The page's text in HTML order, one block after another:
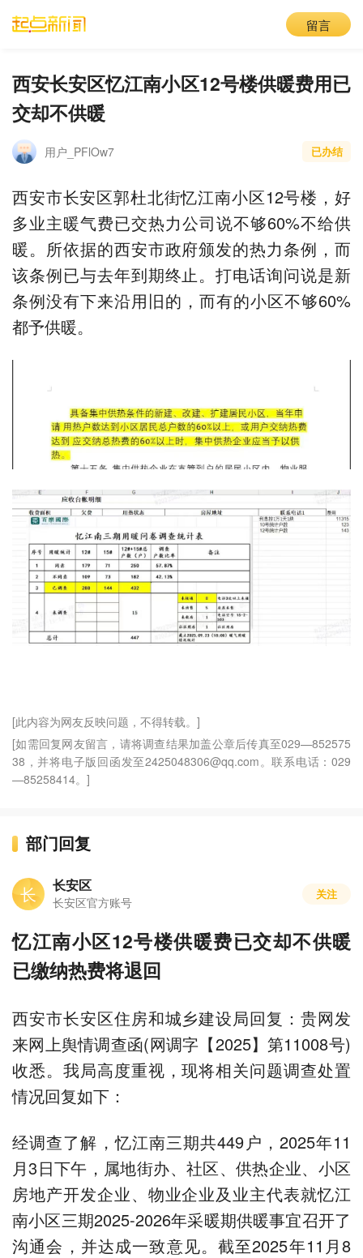
留言
西安长安区忆江南小区12号楼供暖费用已
交却不供暖
用户_PFlOw7 已办结
西安市长安区郭杜北街忆江南小区12号楼，好
多业主暖气费已交热力公司说不够60%不给供
暖。所依据的西安市政府颁发的热力条例，而
该条例已与去年到期终止。打电话询问说是新
条例没有下来沿用旧的，而有的小区不够60%
都予供暖。
[此内容为网友反映问题，不得转载。]
[如需回复网友留言，请将调查结果加盖公章后传真至029—852575
38，并将电子版回函发至2425048306@qq.com。联系电话：029
—85258414。]
部门回复
长 长安区
长安区官方账号
关注
忆江南小区12号楼供暖费已交却不供暖
已缴纳热费将退回
西安市长安区住房和城乡建设局回复：贵网发
来网上舆情调查函(网调字【2025】第11008号)
收悉。我局高度重视，现将相关问题调查处置
情况回复如下：
经调查了解，忆江南三期共449户，2025年11
月3日下午，属地街办、社区、供热企业、小区
房地产开发企业、物业企业及业主代表就忆江
南小区三期2025-2026年采暖期供暖事宜召开了
沟通会，并达成一致意见。截至2025年11月8